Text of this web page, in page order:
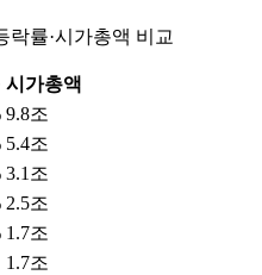
락률·시가총액 비교
시가총액
9.8조
5.4조
3.1조
2.5조
1.7조
1.7조